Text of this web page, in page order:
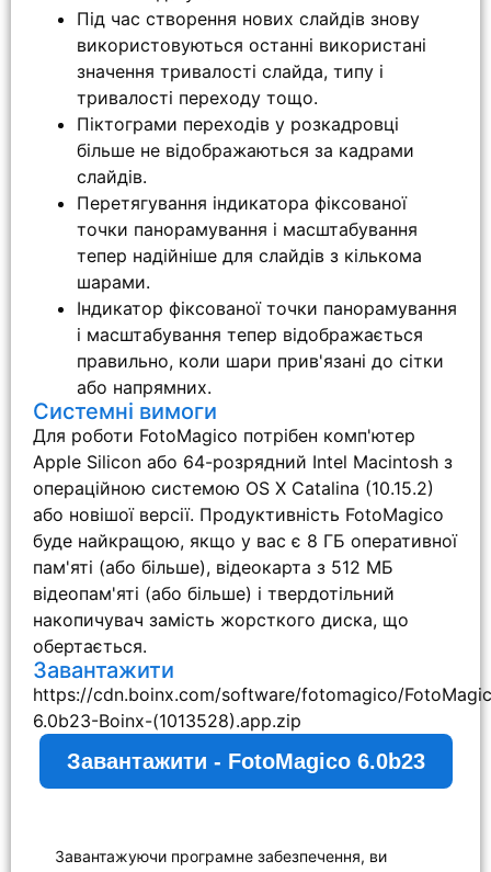
Під час створення нових слайдів знову
використовуються останні використані
значення тривалості слайда, типу і
тривалості переходу тощо.
Піктограми переходів у розкадровці
більше не відображаються за кадрами
слайдів.
Перетягування індикатора фіксованої
точки панорамування і масштабування
тепер надійніше для слайдів з кількома
шарами.
Індикатор фіксованої точки панорамування
і масштабування тепер відображається
правильно, коли шари прив'язані до сітки
або напрямних.
Системні вимоги
Для роботи FotoMagico потрібен комп'ютер
Apple Silicon або 64-розрядний Intel Macintosh з
операційною системою OS X Catalina (10.15.2)
або новішої версії. Продуктивність FotoMagico
буде найкращою, якщо у вас є 8 ГБ оперативної
пам'яті (або більше), відеокарта з 512 МБ
відеопам'яті (або більше) і твердотільний
накопичувач замість жорсткого диска, що
обертається.
Завантажити
https://cdn.boinx.com/software/fotomagico/
6.0b23-Boinx-(1013528).app.zip
Завантажити - FotoMagico 6.0b23
Завантажуючи програмне забезпечення, ви